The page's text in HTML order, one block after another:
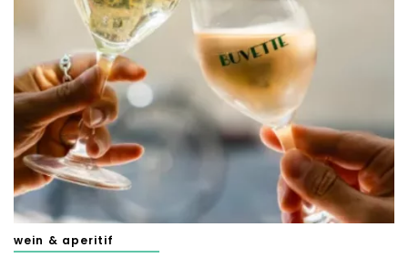
wein & aperitif